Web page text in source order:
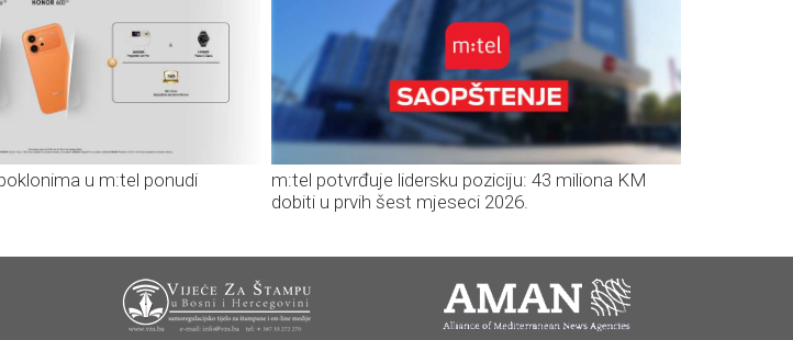
u m:tel ponudi
m:tel potvrđuje lidersku poziciju: 43 miliona KM
dobiti u prvih šest mjeseci 2026.